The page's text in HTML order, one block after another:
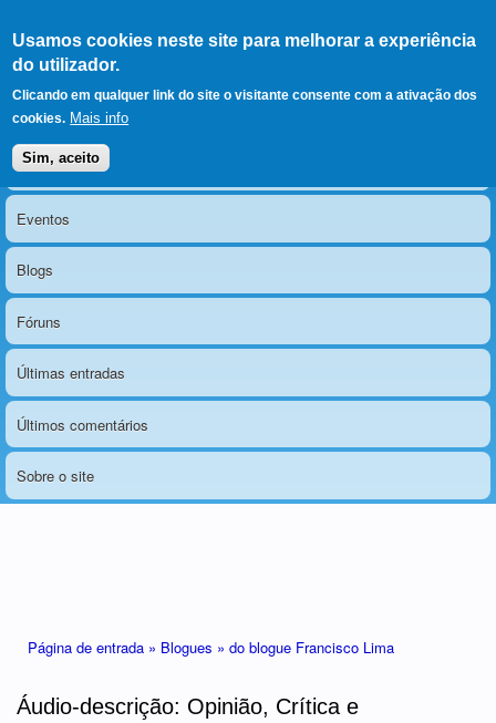
Usamos cookies neste site para melhorar a experiência
do utilizador.
Clicando em qualquer link do site o visitante consente com a ativação dos
cookies. Mais info
Sim, aceito
LERPARAVER , ir para a
página principal
O portal da visão diferente
Menu principal
Notícias
Eventos
Blogs
Fóruns
Últimas entradas
Últimos comentários
Sobre o site
Página de entrada » Blogues » do blogue Francisco Lima
Áudio-descrição: Opinião, Crítica e